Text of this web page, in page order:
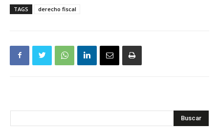
TAGS derecho fiscal
Buscar